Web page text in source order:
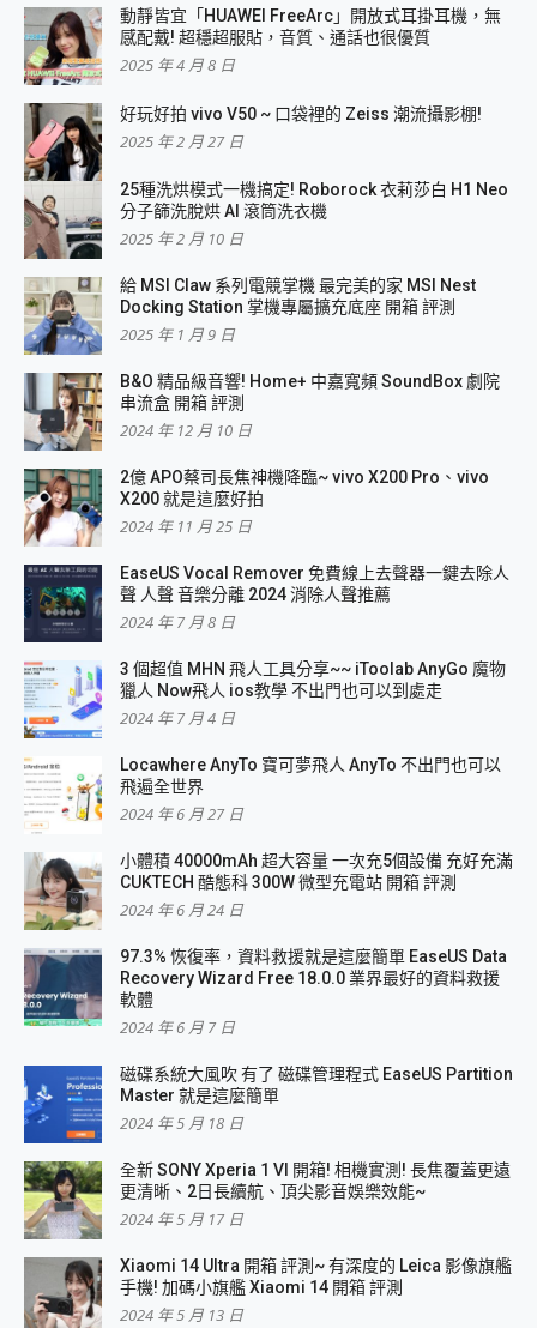
動靜皆宜「HUAWEI FreeArc」開放式耳掛耳機，無
感配戴! 超穩超服貼，音質、通話也很優質
2025 年 4 月 8 日
好玩好拍 vivo V50 ~ 口袋裡的 Zeiss 潮流攝影棚!
2025 年 2 月 27 日
25種洗烘模式一機搞定! Roborock 衣莉莎白 H1 Neo
分子篩洗脫烘 AI 滾筒洗衣機
2025 年 2 月 10 日
給 MSI Claw 系列電競掌機 最完美的家 MSI Nest
Docking Station 掌機專屬擴充底座 開箱 評測
2025 年 1 月 9 日
B&O 精品級音響! Home+ 中嘉寬頻 SoundBox 劇院
串流盒 開箱 評測
2024 年 12 月 10 日
2億 APO蔡司長焦神機降臨~ vivo X200 Pro、vivo
X200 就是這麼好拍
2024 年 11 月 25 日
EaseUS Vocal Remover 免費線上去聲器一鍵去除人
聲 人聲 音樂分離 2024 消除人聲推薦
2024 年 7 月 8 日
3 個超值 MHN 飛人工具分享~~ iToolab AnyGo 魔物
獵人 Now飛人 ios教學 不出門也可以到處走
2024 年 7 月 4 日
Locawhere AnyTo 寶可夢飛人 AnyTo 不出門也可以
飛遍全世界
2024 年 6 月 27 日
小體積 40000mAh 超大容量 一次充5個設備 充好充滿
CUKTECH 酷態科 300W 微型充電站 開箱 評測
2024 年 6 月 24 日
97.3% 恢復率，資料救援就是這麼簡單 EaseUS Data
Recovery Wizard Free 18.0.0 業界最好的資料救援
軟體
2024 年 6 月 7 日
磁碟系統大風吹 有了 磁碟管理程式 EaseUS Partition
Master 就是這麼簡單
2024 年 5 月 18 日
全新 SONY Xperia 1 VI 開箱! 相機實測! 長焦覆蓋更遠
更清晰、2日長續航、頂尖影音娛樂效能~
2024 年 5 月 17 日
Xiaomi 14 Ultra 開箱 評測~ 有深度的 Leica 影像旗艦
手機! 加碼小旗艦 Xiaomi 14 開箱 評測
2024 年 5 月 13 日